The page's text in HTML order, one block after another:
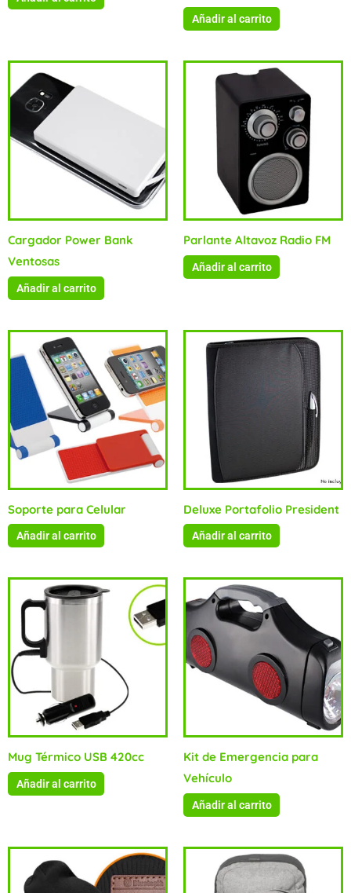
Añadir al carrito
Cargador Power Bank
Ventosas
Añadir al carrito
Parlante Altavoz Radio FM
Añadir al carrito
Soporte para Celular
Añadir al carrito
Deluxe Portafolio President
Añadir al carrito
Mug Térmico USB 420cc
Añadir al carrito
Kit de Emergencia para
Vehículo
Añadir al carrito